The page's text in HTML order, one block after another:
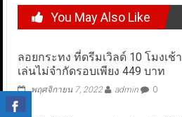
You May Also Like
ลอยกระทง ที่ดรีมเวิลด์ 10 โมงเช้
เล่นไม่จำกัดรอบเพียง 449 บาท
พฤศจิกายน 7, 2022 admin 0